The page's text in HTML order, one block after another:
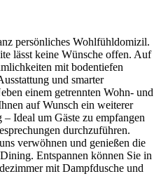
persönliches Wohlfühldomizil.
lässt keine Wünsche offen. Auf
mit bodentiefen
und smarter
einem getrennten Wohn- und
auf Wunsch ein weiterer
Ideal um Gäste zu empfangen
durchzuführen.
verwöhnen und genießen die
Entspannen können Sie in
mit Dampfdusche und